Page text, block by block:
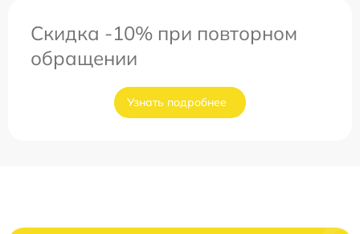
Скидка -10% при повторном
обращении
Узнать подробнее